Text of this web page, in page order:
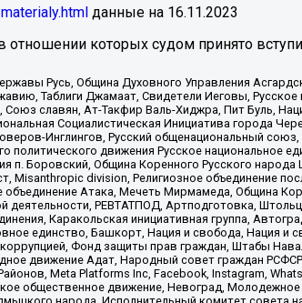
данные на 16.11.2023
которых судом принято
Русь, Община Духовного Управления
Таблиги Джамаат, Свидетели Иеговы, Русское
славян, Ат-Такфир Валь-Хиджра, Пит Буль,
Социалистическая Инициатива города
Инглингов, Русский общенациональный
политического движения Русское национальное
п. Боровский, Община Коренного Русского
division, Религиозное объединение
объединение Атака, Мечеть Мирмамеда, Община
РЕВТАТПОД, Артподготовка,
Каракольская инициативная группа,
единство, Башкорт, Нация и свобода, Нация и
Фонд защиты прав граждан, Штабы
движение Адат, Народный совет граждан
Meta Platforms Inc, Facebook, Instagram,
общественное движение, Невоград,